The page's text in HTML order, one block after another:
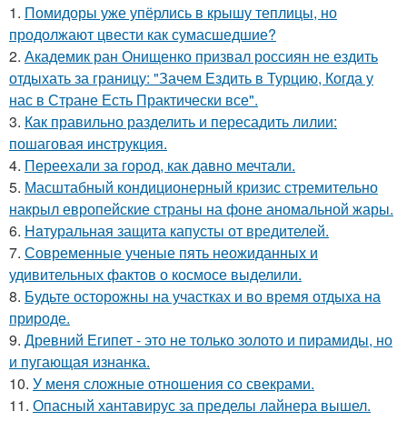
1. Помидоры уже упёрлись в крышу теплицы, но
продолжают цвести как сумасшедшие?
2. Академик ран Онищенко призвал россиян не ездить
отдыхать за границу: "Зачем Ездить в Турцию, Когда у
нас в Стране Есть Практически все".
3. Как правильно разделить и пересадить лилии:
пошаговая инструкция.
4. Переехали за город, как давно мечтали.
5. Масштабный кондиционерный кризис стремительно
накрыл европейские страны на фоне аномальной жары.
6. Haтуральная защита капусты от вредителей.
7. Современные ученые пять неожиданных и
удивительных фактов о космосе выделили.
8. Будьте осторожны на участках и во время отдыха на
природе.
9. Древний Египет - это не только золото и пирамиды, но
и пугающая изнанка.
10. У меня сложные отношения со свекрами.
11. Опасный хантавирус за пределы лайнера вышел.